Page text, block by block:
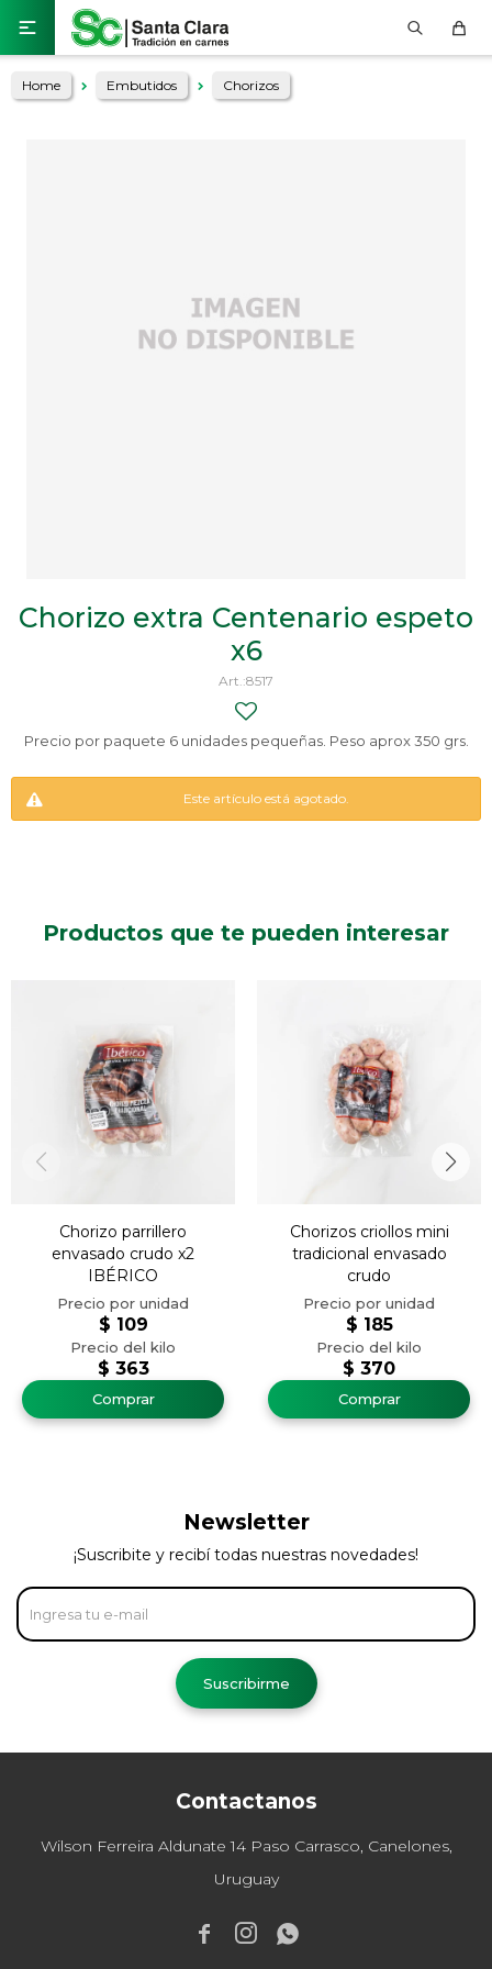

Home Embutidos Chorizos
Chorizo extra Centenario espeto
x6
8517
Precio por paquete 6 unidades pequeñas. Peso aprox 350 grs.
Este artículo está agotado.
Productos que te pueden interesar
Chorizo parrillero
envasado crudo x2
IBÉRICO
$ 363
$ 109
Chorizos criollos mini
tradicional envasado
crudo
$ 370
$ 185
Contactanos
Wilson Ferreira Aldunate 14 Paso Carrasco, Canelones,
Uruguay
  
Newsletter
¡Suscribite y recibí todas nuestras novedades!
Suscribirme